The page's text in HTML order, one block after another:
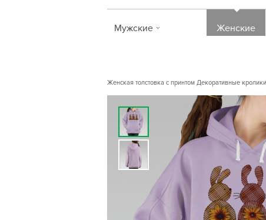
Мужские Женские
Женская толстовка с принтом Декоративные